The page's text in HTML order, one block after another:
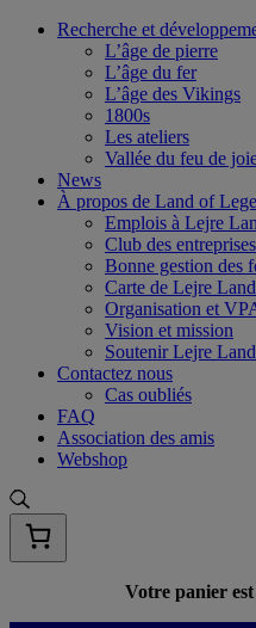
Skip
Recherche et
L’âge de pierre
L’âge du fer
L’âge des Vikings
1800s
Les ateliers
Vallée du feu de
News
À propos de Land of
Emplois à Lejre
Club des
Bonne gestion des
Carte de Lejre
Organisation et
Vision et mission
Soutenir Lejre
Contactez nous
Cas oubliés
FAQ
Association des amis
Webshop
Votre panier